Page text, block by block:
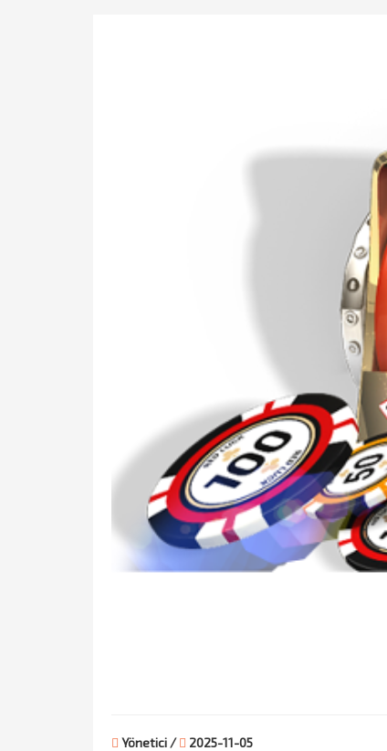
Yönetici / 2025-11-05